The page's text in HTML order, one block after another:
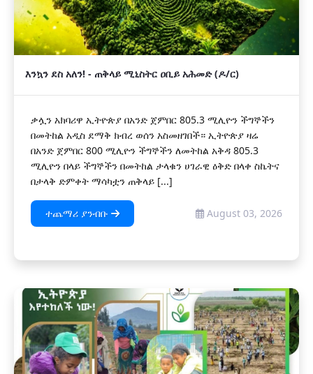
እንኳን ደስ አለን! - ጠቅላይ ሚኒስትር ዐቢይ አሕመድ (ዶ/ር)
ቃሏን አክባሪዋ ኢትዮጵያ በአንድ ጀምበር 805.3 ሚሊዮን ችግኞችን
በመትከል አዲስ ደማቅ ክብረ ወሰን አስመዘገበች። ኢትዮጵያ ዛሬ
በአንድ ጀምበር 800 ሚሊዮን ችግኞችን ለመትከል አቅዳ 805.3
ሚሊዮን በላይ ችግኞችን በመትከል ታላቁን ሀገራዊ ዕቅድ በላቀ ስኬትና
በታላቅ ድምቀት ማሳካቷን ጠቅላይ [...]
ተጨማሪ ያንብቡ August 03, 2026